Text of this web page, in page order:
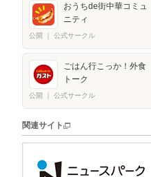
おうちde街中華コミュ
ニティ
公開 公式サークル
ごはん行こっか！外食
トーク
公開 公式サークル
関連サイト